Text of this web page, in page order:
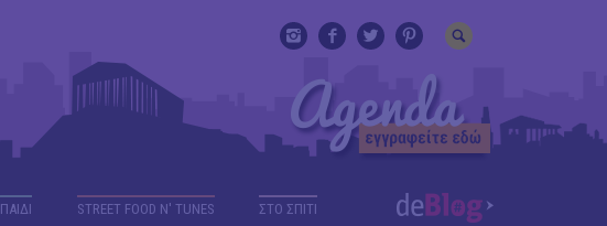
ΠΑΙΔΙ STREET FOOD N' TUNES ΣΤΟ ΣΠΙΤΙ